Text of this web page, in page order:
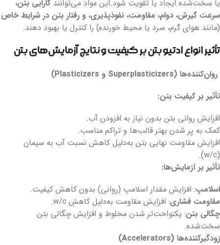
یا سخت‌شده ایجاد یا تقویت شود.این مواد می‌توانند کارایی بتن،
سرعت گیرش، دوام، مقاومت، نفوذپذیری، و رفتار بتن در شرایط خاص
(مانند هوای گرم، سرد یا محیط خورنده) را کنترل یا بهبود دهند.
تأثیر انواع ادتیو بتن بر کیفیت و نتایج آزمایش‌های بتن
روان‌کننده‌ها (Superplasticizers و Plasticizers)
تأثیر بر کیفیت بتن:
افزایش روانی بتن بدون نیاز به افزودن آب.
کمک به پر شدن بهتر قالب‌ها و تراکم مناسب.
افزایش مقاومت نهایی بتن به‌دلیل کاهش نسبت آب به سیمان
(w/c).
تأثیر بر آزمایش‌ها:
اسلامپ: افزایش مقدار اسلامپ (روانی) بدون کاهش کیفیت.
مقاومت فشاری: افزایش مقاومت به‌دلیل کاهش w/c.
چگالی بتن: یکنواخت‌تر شدن مخلوط و افزایش چگالی بتن
سخت‌شده.
زودگیرکننده‌ها (Accelerators)